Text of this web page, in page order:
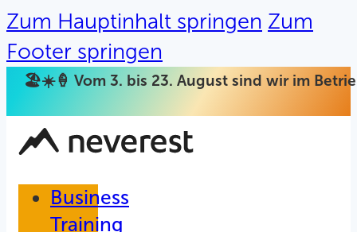
Zum Hauptinhalt springen Zum
Footer springen
🏖️☀️🍦 Vom 3. bis 23. August sind wir im
Business
Training